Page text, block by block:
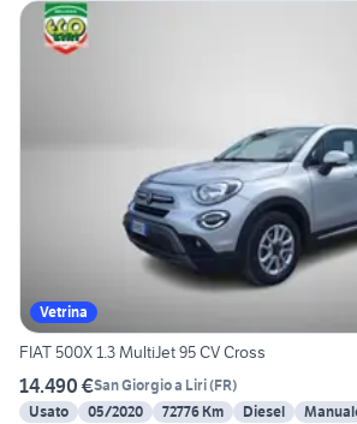
Vetrina
FIAT 500X 1.3 MultiJet 95 CV Cross
14.490 €San Giorgio a Liri(FR)
Usato
05/2020 72776 Km Diesel